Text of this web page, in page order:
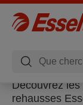
Découvrez
rehausses